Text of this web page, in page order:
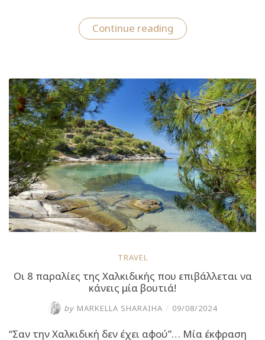
Continue reading“Αγκίστρι:
Ταξίδι
με
τις
ονειρεμένες
παραλίες”
TRAVEL
Οι 8 παραλίες της Χαλκιδικής που επιβάλλεται να
κάνεις μία βουτιά!
by MARKELLA SHARAIHA / 09/08/2024
“Σαν την Χαλκιδική δεν έχει αφού”… Μία έκφραση